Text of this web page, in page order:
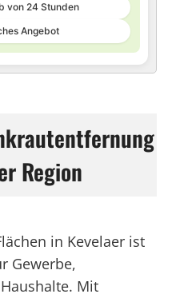
von 24 Stunden
Angebot
Region
in Kevelaer ist
Gewerbe,
Mit